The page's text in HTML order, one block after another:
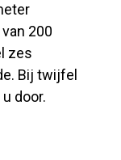
200
zes
Bij twijfel
door.